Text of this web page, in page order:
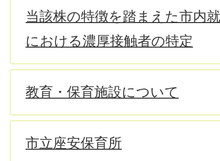
当該株の特徴を踏まえた市内
における濃厚接触者の特定
教育・保育施設について
市立座安保育所